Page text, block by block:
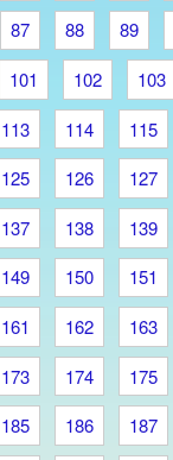
87 88 89
101 102 103
113 114 115
125 126 127
137 138 139
149 150 151
161 162 163
173 174 175
185 186 187